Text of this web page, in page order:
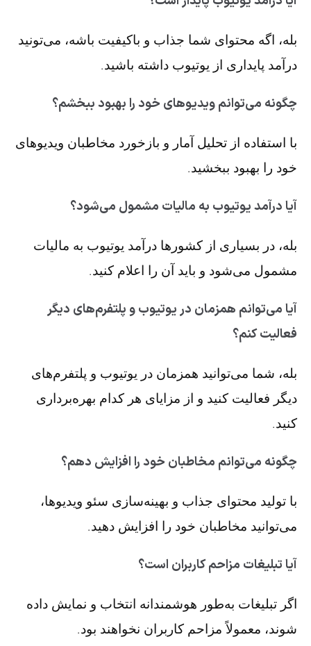
بله، اگه محتوای شما جذاب و باکیفیت باشه، می‌تونید
درآمد پایداری از یوتیوب داشته باشید.
چگونه می‌توانم ویدیوهای خود را بهبود ببخشم؟
با استفاده از تحلیل آمار و بازخورد مخاطبان ویدیوهای
خود را بهبود ببخشید.
آیا درآمد یوتیوب به مالیات مشمول می‌شود؟
بله، در بسیاری از کشورها درآمد یوتیوب به مالیات
مشمول می‌شود و باید آن را اعلام کنید.
آیا می‌توانم همزمان در یوتیوب و پلتفرم‌های دیگر
فعالیت کنم؟
بله، شما می‌توانید همزمان در یوتیوب و پلتفرم‌های
دیگر فعالیت کنید و از مزایای هر کدام بهره‌برداری
کنید.
چگونه می‌توانم مخاطبان خود را افزایش دهم؟
با تولید محتوای جذاب و بهینه‌سازی سئو ویدیوها،
می‌توانید مخاطبان خود را افزایش دهید.
آیا تبلیغات مزاحم کاربران است؟
اگر تبلیغات به‌طور هوشمندانه انتخاب و نمایش داده
شوند، معمولاً مزاحم کاربران نخواهند بود.